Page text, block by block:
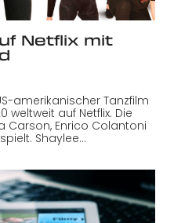
Netflix mit
amerikanischer Tanzfilm
weltweit auf Netflix. Die
Carson, Enrico Colantoni
Shaylee…